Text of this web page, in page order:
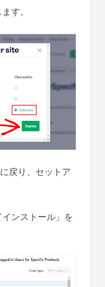
す。
戻り、セットア
ンストール」を